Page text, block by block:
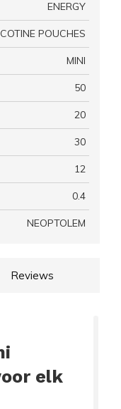
Reviews
elk
ENERGY
POUCHES
MINI
50
20
30
12
0.4
NEOPTOLEM